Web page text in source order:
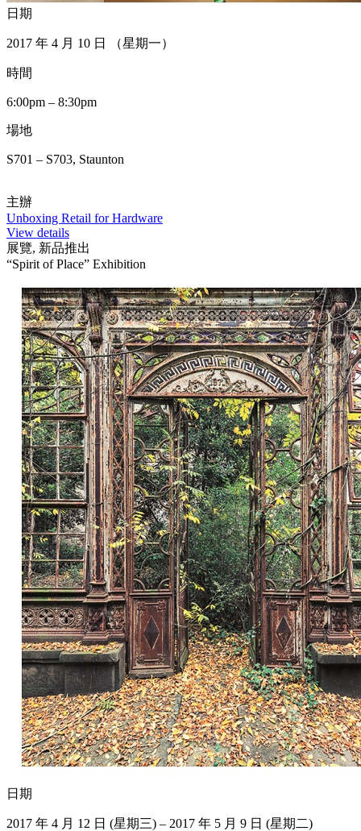
日期
2017 年 4 月 10 日 （星期一）
時間
6:00pm – 8:30pm
場地
S701 – S703, Staunton
主辦
Unboxing Retail for Hardware
View details
展覽, 新品推出
“Spirit of Place” Exhibition
日期
2017 年 4 月 12 日 (星期三) – 2017 年 5 月 9 日 (星期二)